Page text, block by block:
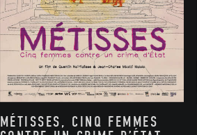
MÉTISSES, CINQ FEMMES